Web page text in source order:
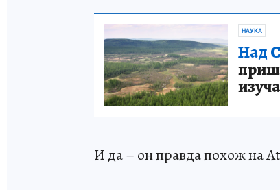
НАУКА
Над
И да – он правда похож на